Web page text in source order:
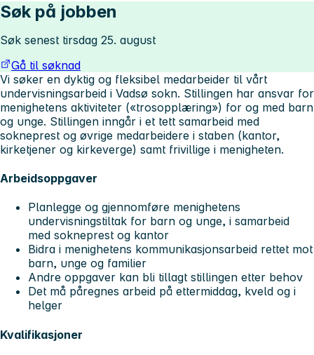
Søk på jobben
Søk senest tirsdag 25. august
Gå til søknad
Vi søker en dyktig og fleksibel medarbeider til vårt
undervisningsarbeid i Vadsø sokn. Stillingen har ansvar for
menighetens aktiviteter («trosopplæring») for og med barn
og unge. Stillingen inngår i et tett samarbeid med
sokneprest og øvrige medarbeidere i staben (kantor,
kirketjener og kirkeverge) samt frivillige i menigheten.
Arbeidsoppgaver
Planlegge og gjennomføre menighetens
undervisningstiltak for barn og unge, i samarbeid
med sokneprest og kantor
Bidra i menighetens kommunikasjonsarbeid rettet mot
barn, unge og familier
Andre oppgaver kan bli tillagt stillingen etter behov
Det må påregnes arbeid på ettermiddag, kveld og i
helger
Kvalifikasjoner